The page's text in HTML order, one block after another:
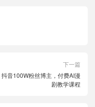
下一篇
抖音100W粉丝博主，付费AI漫
剧教学课程